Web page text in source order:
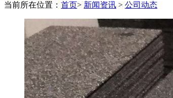
当前所在位置： 首页> 新闻资讯 > 公司动态